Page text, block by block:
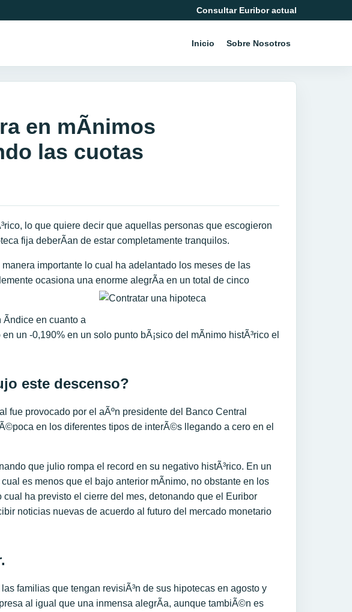
Consultar Euribor actual
Inicio Sobre Nosotros
en mÃ­nimos
las cuotas
lo que quiere decir que aquellas personas que escogieron
fija deberÃ­an de estar completamente tranquilos.
importante lo cual ha adelantado los meses de las
ocasiona una enorme alegrÃ­a en un total de cinco
Ã­ndice en cuanto a
un -0,190% en un solo punto bÃ¡sico del mÃ­nimo histÃ³rico el
este descenso?
fue provocado por el aÃºn presidente del Banco Central
en los diferentes tipos de interÃ©s llegando a cero en el
que julio rompa el record en su negativo histÃ³rico. En un
es menos que el bajo anterior mÃ­nimo, no obstante en los
ha previsto el cierre del mes, detonando que el Euribor
noticias nuevas de acuerdo al futuro del mercado monetario
familias que tengan revisiÃ³n de sus hipotecas en agosto y
al igual que una inmensa alegrÃ­a, aunque tambiÃ©n es